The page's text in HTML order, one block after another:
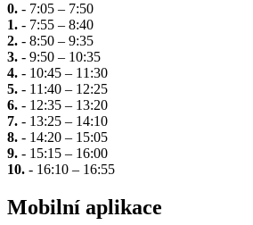
0. - 7:05 – 7:50
1. - 7:55 – 8:40
2. - 8:50 – 9:35
3. - 9:50 – 10:35
4. - 10:45 – 11:30
5. - 11:40 – 12:25
6. - 12:35 – 13:20
7. - 13:25 – 14:10
8. - 14:20 – 15:05
9. - 15:15 – 16:00
10. - 16:10 – 16:55
Mobilní aplikace